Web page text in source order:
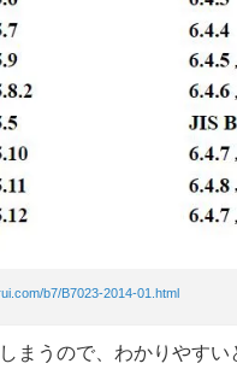
b7/B7023-2014-01.html
まうので、わかりやす